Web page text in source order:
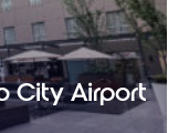
City Airport